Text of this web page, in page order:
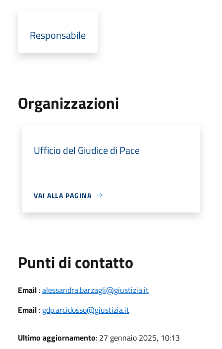
Responsabile
Organizzazioni
Ufficio del Giudice di Pace
VAI ALLA PAGINA
Punti di contatto
Email :alessandra.barzagli@giustizia.it
Email : gdp.arcidosso@giustizia.it
Ultimo aggiornamento: 27 gennaio 2025, 10:13